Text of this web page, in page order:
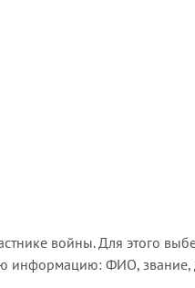
войны. Для этого
информацию: ФИО, звание,